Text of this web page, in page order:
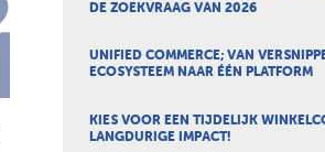
DE ZOEKVRAAG VAN 2026
UNIFIED COMMERCE; VAN
ECOSYSTEEM NAAR ÉÉN PLATFORM
KIES VOOR EEN TIJDELIJK
LANGDURIGE IMPACT!